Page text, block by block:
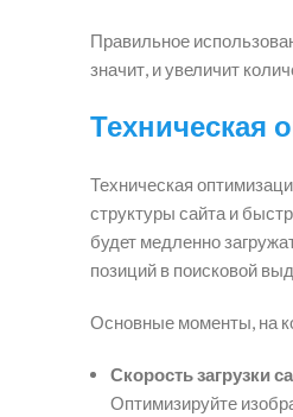
Правильное
значит, и увеличит
Техническая
Техническая
структуры сайта и
будет медленно
позиций в поисковой
Основные моменты, на
Скорость загрузки
Оптимизируйте